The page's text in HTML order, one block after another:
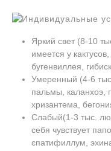
Яркий свет (8-10
имеется у
бугенвиллея,
Умеренный (4-6
пальмы, каланхоэ,
хризантема,
Слабый(1-3 тыс.
себя чувствует
спатифиллум,